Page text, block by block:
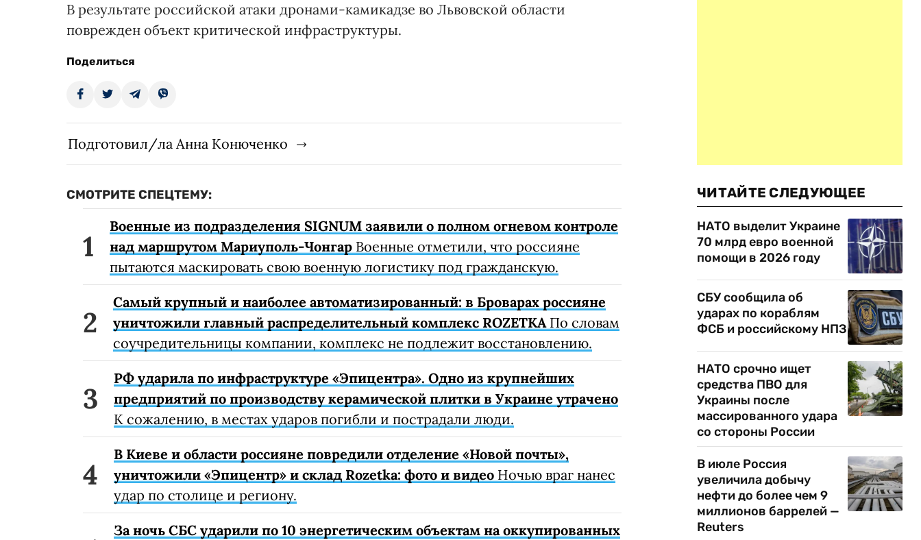
В результате российской атаки дронами-камикадзе во Львовской области
поврежден объект критической инфраструктуры.
Поделиться
Подготовил/ла Анна Конюченко
СМОТРИТЕ СПЕЦТЕМУ:
Военные из подразделения SIGNUM заявили о полном огневом контроле
над маршрутом Мариуполь-Чонгар Военные отметили, что россияне
пытаются маскировать свою военную логистику под гражданскую.
Самый крупный и наиболее автоматизированный: в Броварах россияне
уничтожили главный распределительный комплекс ROZETKAПо словам
соучредительницы компании, комплекс не подлежит восстановлению.
РФ ударила по инфраструктуре «Эпицентра». Одно из крупнейших
предприятий по производству керамической плитки в Украине утрачено
К сожалению, в местах ударов погибли и пострадали люди.
В Киеве и области россияне повредили отделение «Новой почты»,
уничтожили «Эпицентр» и склад Rozetka: фото и видео Ночью враг нанес
удар по столице и региону.
За ночь СБС ударили по 10 энергетическим объектам на оккупированных
ЧИТАЙТЕ СЛЕДУЮЩЕЕ
НАТО выделит Украине
70 млрд евро военной
помощи в 2026 году
СБУ сообщила об
ударах по кораблям
ФСБ и российскому НПЗ
НАТО срочно ищет
средства ПВО для
Украины после
массированного удара
со стороны России
В июле Россия
увеличила добычу
нефти до более чем 9
миллионов баррелей —
Reuters